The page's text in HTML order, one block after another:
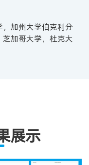
加州大学伯克利分
加哥大学，杜克大
展示